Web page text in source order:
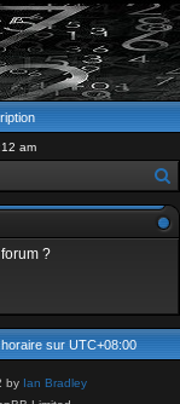
am
e
r
?
sur UTC+08:00
by Ian Bradley